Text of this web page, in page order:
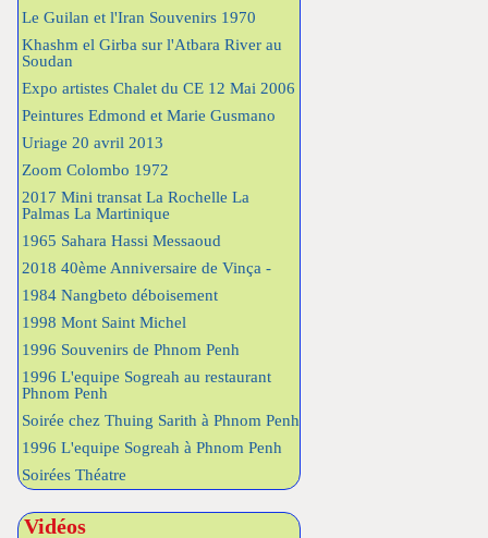
Le Guilan et l'Iran Souvenirs 1970
Khashm el Girba sur l'Atbara River au
Soudan
Expo artistes Chalet du CE 12 Mai 2006
Peintures Edmond et Marie Gusmano
Uriage 20 avril 2013
Zoom Colombo 1972
2017 Mini transat La Rochelle La
Palmas La Martinique
1965 Sahara Hassi Messaoud
2018 40ème Anniversaire de Vinça -
1984 Nangbeto déboisement
1998 Mont Saint Michel
1996 Souvenirs de Phnom Penh
1996 L'equipe Sogreah au restaurant
Phnom Penh
Soirée chez Thuing Sarith à Phnom Penh
1996 L'equipe Sogreah à Phnom Penh
Soirées Théatre
Vidéos